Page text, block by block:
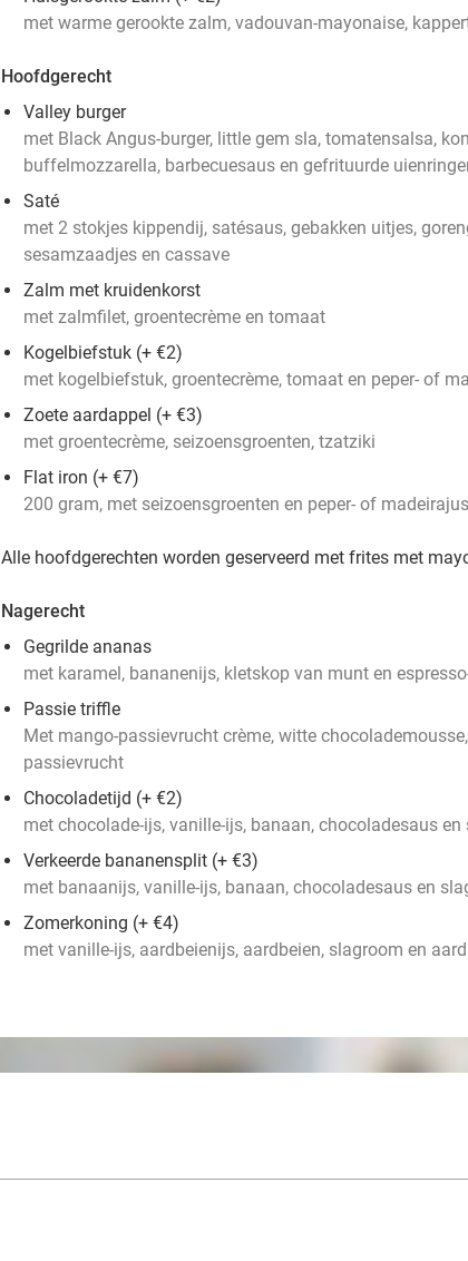
met warme gerookte zalm, vadouvan-mayonaise,
Hoofdgerecht
Valley burger
met Black Angus-burger, little gem sla, tomatensalsa,
buffelmozzarella, barbecuesaus en gefrituurde
Saté
met 2 stokjes kippendij, satésaus, gebakken uitjes,
sesamzaadjes en cassave
Zalm met kruidenkorst
met zalmfilet, groentecrème en tomaat
Kogelbiefstuk (+ €2)
met kogelbiefstuk, groentecrème, tomaat en peper- of
Zoete aardappel (+ €3)
met groentecrème, seizoensgroenten, tzatziki
Flat iron (+ €7)
200 gram, met seizoensgroenten en peper- of madeirajus
Alle hoofdgerechten worden geserveerd met frites met
Nagerecht
Gegrilde ananas
met karamel, bananenijs, kletskop van munt en
Passie triffle
Met mango-passievrucht crème, witte
passievrucht
Chocoladetijd (+ €2)
met chocolade-ijs, vanille-ijs, banaan, chocoladesaus en
Verkeerde bananensplit (+ €3)
met banaanijs, vanille-ijs, banaan, chocoladesaus en
Zomerkoning (+ €4)
met vanille-ijs, aardbeienijs, aardbeien, slagroom en